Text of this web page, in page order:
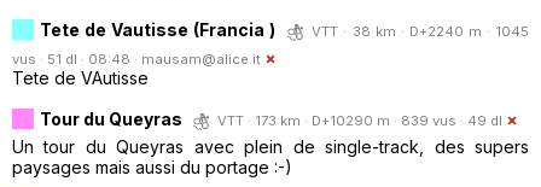
Tete de Vautisse (Francia )
VTT · 38 km · D+2240 m · 1045
vus · 51 dl · 08:48 · mausam@alice.it
Tete de VAutisse
Tour du Queyras
VTT · 173 km · D+10290 m · 839 vus · 49 dl
Un tour du Queyras avec plein de single-track, des supers
paysages mais aussi du portage :-)